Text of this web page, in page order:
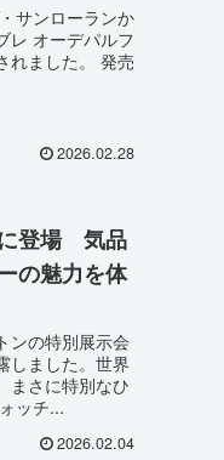
サンローランか
レ オーデパルフ
れました。 発売
2026.02.28
に登場 気品
の魅力を体
ンの特別展示会
しました。世界
まさに特別なひ
ッチ...
2026.02.04